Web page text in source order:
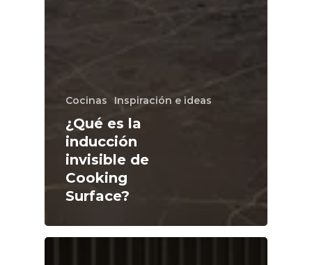
Cocinas Inspiración e ideas
¿Qué es la
inducción
invisible de
Cooking
Surface?